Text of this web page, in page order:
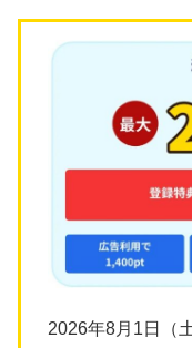
2026年8月1日（